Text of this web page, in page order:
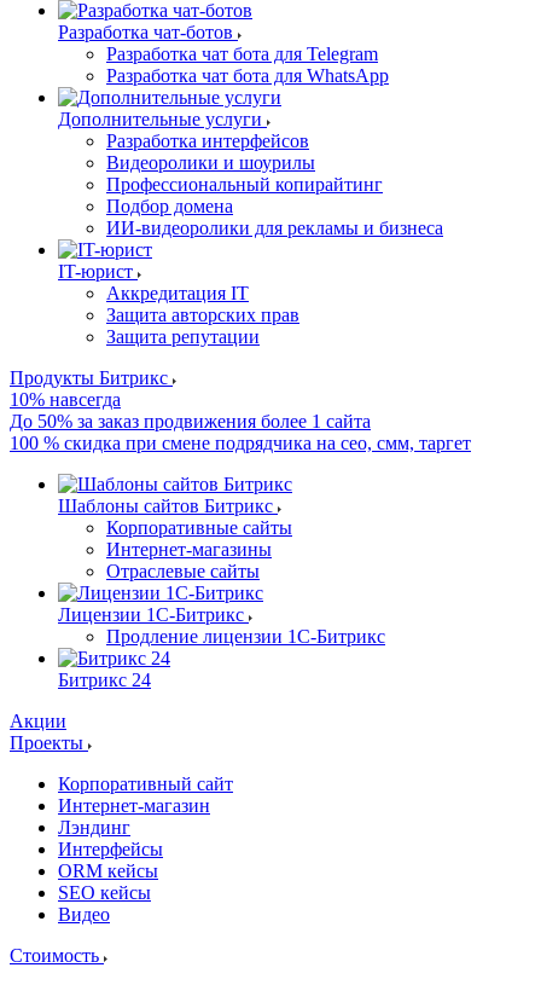
Разработка чат-ботов
Разработка чат бота для Telegram
Разработка чат бота для WhatsApp
Дополнительные услуги
Разработка интерфейсов
Видеоролики и шоурилы
Профессиональный копирайтинг
Подбор домена
ИИ-видеоролики для рекламы и бизнеса
IT-юрист
Аккредитация IT
Защита авторских прав
Защита репутации
Продукты Битрикс
10% навсегда
До 50% за заказ продвижения более 1 сайта
100 % скидка при смене подрядчика на сео, смм, таргет
Шаблоны сайтов Битрикс
Корпоративные сайты
Интернет-магазины
Отраслевые сайты
Лицензии 1С-Битрикс
Продление лицензии 1С-Битрикс
Битрикс 24
Акции
Проекты
Корпоративный сайт
Интернет-магазин
Лэндинг
Интерфейсы
ORM кейсы
SEO кейсы
Видео
Стоимость